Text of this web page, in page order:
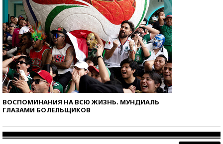
ВОСПОМИНАНИЯ НА ВСЮ ЖИЗНЬ. МУНДИАЛЬ
ГЛАЗАМИ БОЛЕЛЬЩИКОВ